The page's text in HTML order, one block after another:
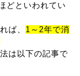
どといわれてい
ば、 1～2年で消
は以下の記事で